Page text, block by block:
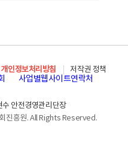
개인정보처리방침
저작권 정책
사업별웹사이트연락처
수 안전경영관리단장
진흥원. All Rights Reserved.